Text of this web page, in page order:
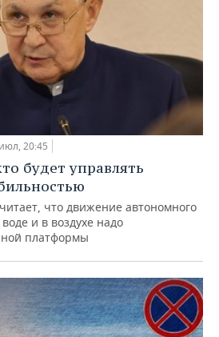
20:45
будет управлять
что движение автономного
и в воздухе надо
платформы